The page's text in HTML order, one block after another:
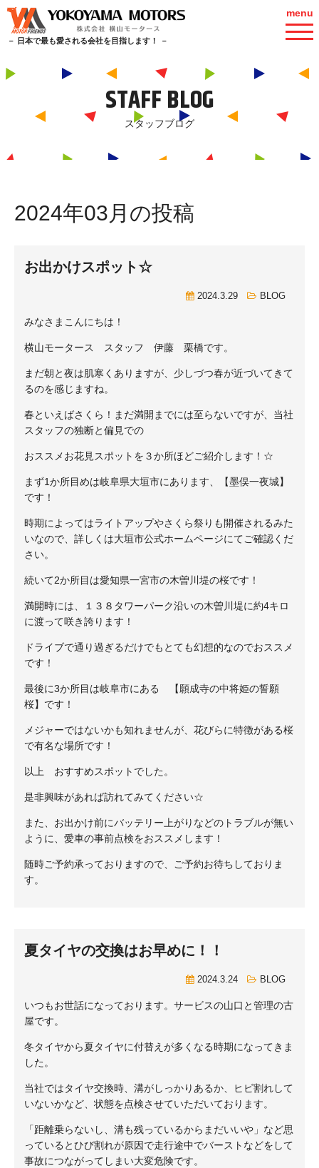
－ 日本で最も愛される会社を目指します！ －
menu
STAFF BLOG
スタッフブログ
2024年03月の投稿
お出かけスポット☆
2024.3.29 BLOG
みなさまこんにちは！
横山モータース スタッフ 伊藤 栗橋です。
まだ朝と夜は肌寒くありますが、少しづつ春が近づいてきて
るのを感じますね。
春といえばさくら！まだ満開までには至らないですが、当社
スタッフの独断と偏見での
おススメお花見スポットを３か所ほどご紹介します！☆
まず1か所目めは岐阜県大垣市にあります、【墨俣一夜城】
です！
時期によってはライトアップやさくら祭りも開催されるみた
いなので、詳しくは大垣市公式ホームページにてご確認くだ
さい。
続いて2か所目は愛知県一宮市の木曽川堤の桜です！
満開時には、１３８タワーパーク沿いの木曽川堤に約4キロ
に渡って咲き誇ります！
ドライブで通り過ぎるだけでもとても幻想的なのでおススメ
です！
最後に3か所目は岐阜市にある 【願成寺の中将姫の誓願
桜】です！
メジャーではないかも知れませんが、花びらに特徴がある桜
で有名な場所です！
以上 おすすめスポットでした。
是非興味があれば訪れてみてください☆
また、お出かけ前にバッテリー上がりなどのトラブルが無い
ように、愛車の事前点検をおススメします！
随時ご予約承っておりますので、ご予約お待ちしておりま
す。
夏タイヤの交換はお早めに！！
2024.3.24 BLOG
いつもお世話になっております。サービスの山口と管理の古
屋です。
冬タイヤから夏タイヤに付替えが多くなる時期になってきま
した。
当社ではタイヤ交換時、溝がしっかりあるか、ヒビ割れして
いないかなど、状態を点検させていただいております。
「距離乗らないし、溝も残っているからまだいいや」など思
っているとひび割れが原因で走行途中でバーストなどをして
事故につながってしまい大変危険です。